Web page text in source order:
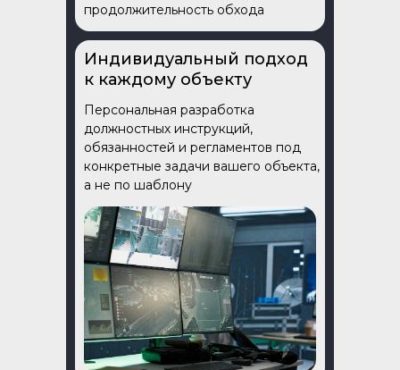
Индивидуальный подход
к каждому объекту
Персональная разработка
должностных инструкций,
обязанностей и регламентов под
конкретные задачи вашего объекта,
а не по шаблону
продолжительность обхода